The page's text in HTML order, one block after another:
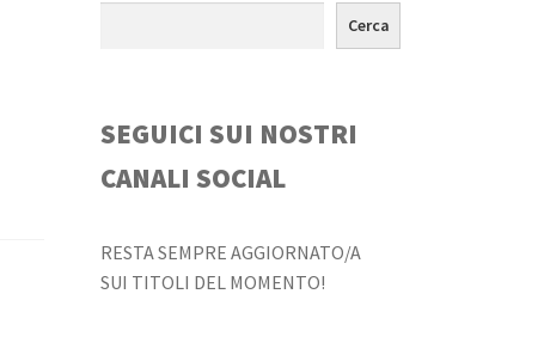
Cerca
SEGUICI SUI NOSTRI
CANALI SOCIAL
RESTA SEMPRE AGGIORNATO/A
SUI TITOLI DEL MOMENTO!